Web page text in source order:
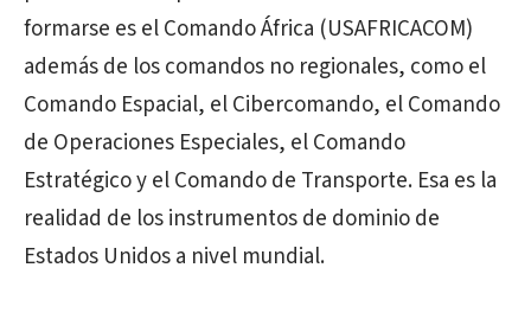
formarse es el Comando África (USAFRICACOM)
además de los comandos no regionales, como el
Comando Espacial, el Cibercomando, el Comando
de Operaciones Especiales, el Comando
Estratégico y el Comando de Transporte. Esa es la
realidad de los instrumentos de dominio de
Estados Unidos a nivel mundial.